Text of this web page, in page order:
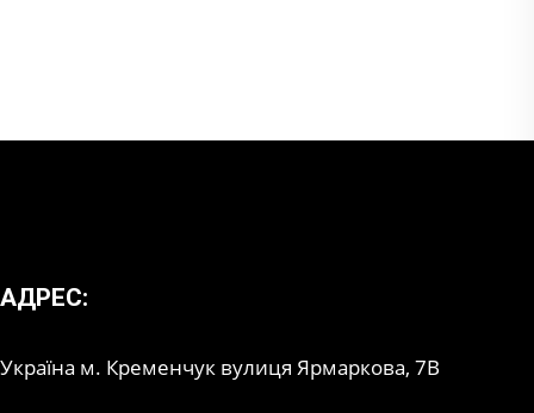
АДРЕС:
Україна м. Кременчук вулиця Ярмаркова, 7В